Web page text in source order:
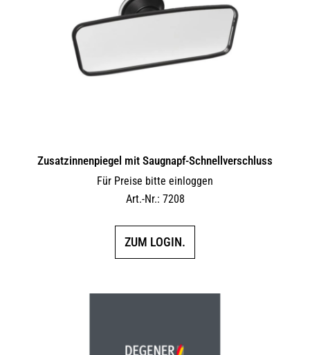
Optionen
können
auf
Zusatzinnenpiegel mit Saugnapf-Schnellverschluss
Für Preise bitte einloggen
Art.-Nr.: 7208
ZUM LOGIN.